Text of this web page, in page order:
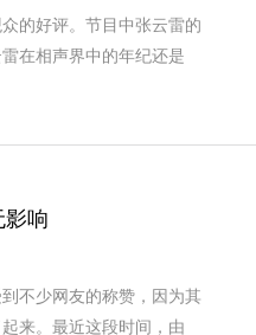
的好评。节目中张云雷的
在相声界中的年纪还是
影响
不少网友的称赞，因为其
来。最近这段时间，由